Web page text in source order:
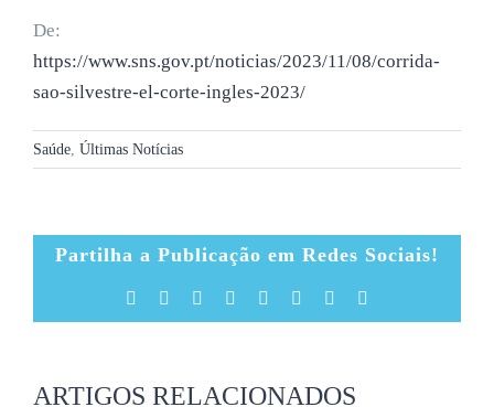
De:
https://www.sns.gov.pt/noticias/2023/11/08/corrida-
sao-silvestre-el-corte-ingles-2023/
Saúde Últimas Notícias
Partilha a Publicação em Redes Sociais!
Facebook Reddit LinkedIn
TumblrPinterest
ARTIGOS RELACIONADOS